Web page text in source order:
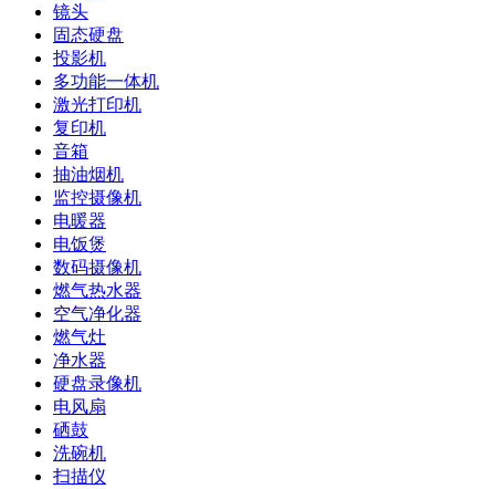
镜头
固态硬盘
投影机
多功能一体机
激光打印机
复印机
音箱
抽油烟机
监控摄像机
电暖器
电饭煲
数码摄像机
燃气热水器
空气净化器
燃气灶
净水器
硬盘录像机
电风扇
硒鼓
洗碗机
扫描仪